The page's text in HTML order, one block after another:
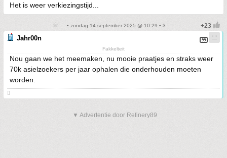
Het is weer verkiezingstijd...
• zondag 14 september 2025 @ 10:29 • 3
Jahr00n
Fakkelteit
Nou gaan we het meemaken, nu mooie praatjes en straks weer
70k asielzoekers per jaar ophalen die onderhouden moeten
worden.

▼ Advertentie door Refinery89